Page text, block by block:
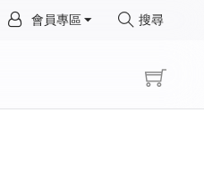
會員專區 搜尋